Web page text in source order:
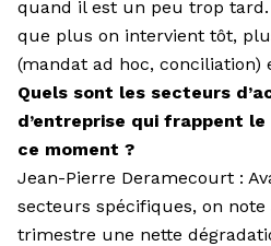
quand il est un peu trop
que plus on intervient tôt,
(mandat ad hoc, conciliation)
Quels sont les secteurs
d’entreprise qui frappent
ce moment ?
Jean-Pierre Deramecourt :
secteurs spécifiques, on
trimestre une nette